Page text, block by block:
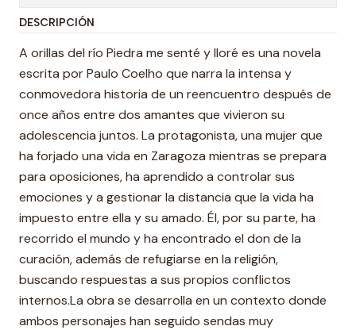
DESCRIPCIÓN
A orillas del río Piedra me senté y lloré es una novela
escrita por Paulo Coelho que narra la intensa y
conmovedora historia de un reencuentro después de
once años entre dos amantes que vivieron su
adolescencia juntos. La protagonista, una mujer que
ha forjado una vida en Zaragoza mientras se prepara
para oposiciones, ha aprendido a controlar sus
emociones y a gestionar la distancia que la vida ha
impuesto entre ella y su amado. Él, por su parte, ha
recorrido el mundo y ha encontrado el don de la
curación, además de refugiarse en la religión,
buscando respuestas a sus propios conflictos
internos.La obra se desarrolla en un contexto donde
ambos personajes han seguido sendas muy